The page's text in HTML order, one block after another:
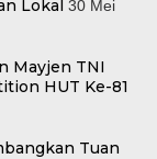
Lokal 30 Mei
Mayjen TNI
HUT Ke-81
Tuan